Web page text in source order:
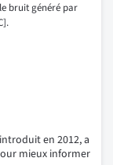
bruit généré par
en 2012, a
mieux informer